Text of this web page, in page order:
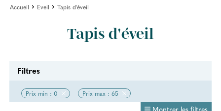
Accueil Eveil Tapis d'éveil
Tapis d'éveil
Filtres
Prix min : 0 Prix max : 65
Montrer les filtres